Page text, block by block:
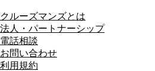
クルーズマンズとは
法人・パートナーシップ
電話相談
お問い合わせ
利用規約